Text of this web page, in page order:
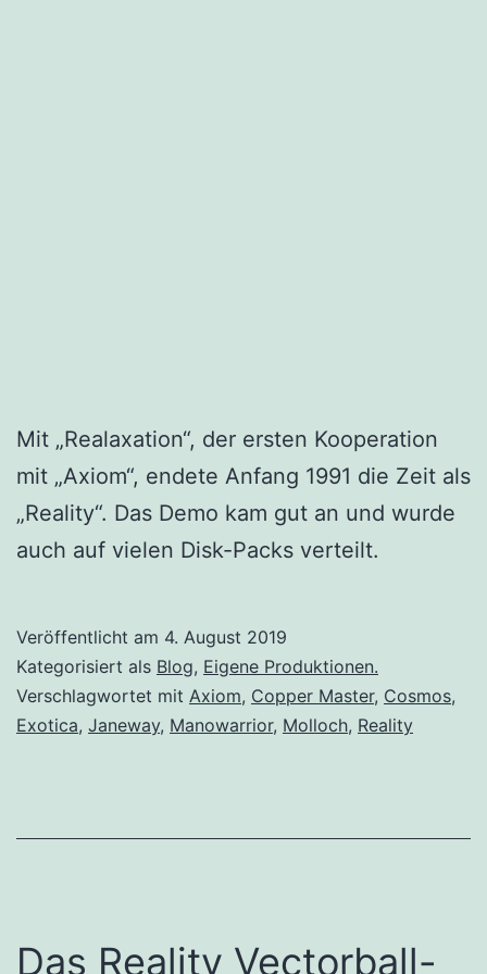
Mit „Realaxation“, der ersten Kooperation
mit „Axiom“, endete Anfang 1991 die Zeit als
„Reality“. Das Demo kam gut an und wurde
auch auf vielen Disk-Packs verteilt.
Veröffentlicht am 4. August 2019
Kategorisiert als Blog, Eigene Produktionen.
Verschlagwortet mit Axiom, Copper Master, Cosmos,
Exotica, Janeway, Manowarrior, Molloch, Reality
Das Reality Vectorball-